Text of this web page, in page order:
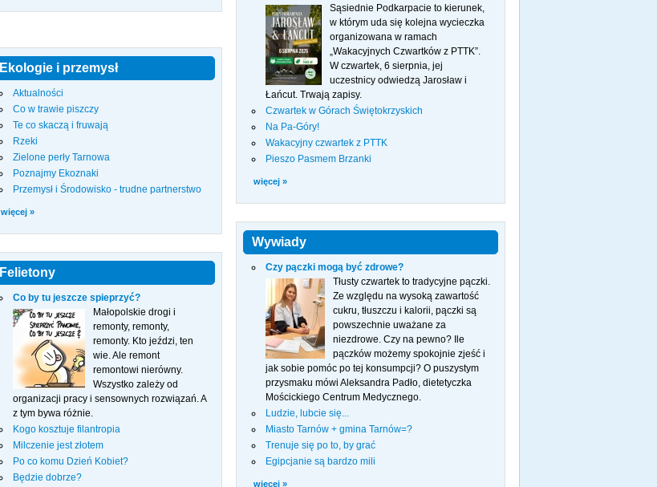
Ekologie i przemysł
Aktualności
Co w trawie piszczy
Te co skaczą i fruwają
Rzeki
Zielone perły Tarnowa
Poznajmy Ekoznaki
Przemysł i Środowisko - trudne partnerstwo
więcej »
Felietony
Co by tu jeszcze spieprzyć?
Małopolskie drogi i
remonty, remonty,
remonty. Kto jeździ, ten
wie. Ale remont
remontowi nierówny.
Wszystko zależy od
organizacji pracy i sensownych rozwiązań. A
z tym bywa różnie.
Kogo kosztuje filantropia
Milczenie jest złotem
Po co komu Dzień Kobiet?
Będzie dobrze?
Sąsiednie Podkarpacie to kierunek,
w którym uda się kolejna wycieczka
organizowana w ramach
„Wakacyjnych Czwartków z PTTK”.
W czwartek, 6 sierpnia, jej
uczestnicy odwiedzą Jarosław i
Łańcut. Trwają zapisy.
Czwartek w Górach Świętokrzyskich
Na Pa-Góry!
Wakacyjny czwartek z PTTK
Pieszo Pasmem Brzanki
więcej »
Wywiady
Czy pączki mogą być zdrowe?
Tłusty czwartek to tradycyjne pączki.
Ze względu na wysoką zawartość
cukru, tłuszczu i kalorii, pączki są
powszechnie uważane za
niezdrowe. Czy na pewno? Ile
pączków możemy spokojnie zjeść i
jak sobie pomóc po tej konsumpcji? O puszystym
przysmaku mówi Aleksandra Padło, dietetyczka
Mościckiego Centrum Medycznego.
Ludzie, lubcie się...
Miasto Tarnów + gmina Tarnów=?
Trenuje się po to, by grać
Egipcjanie są bardzo mili
więcej »